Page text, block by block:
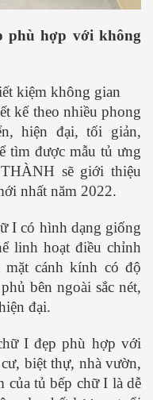
phù hợp với không
kiệm không gian
kế theo nhiều phong
hiện đại, tối giản,
tìm được mẫu tủ ưng
sẽ giới thiệu
nhất năm 2022.
I có hình dạng giống
linh hoạt điều chỉnh
cánh kính có độ
bên ngoài sắc nét,
đại.
I đẹp phù hợp với
biệt thự, nhà vườn,
tủ bếp chữ I là dễ